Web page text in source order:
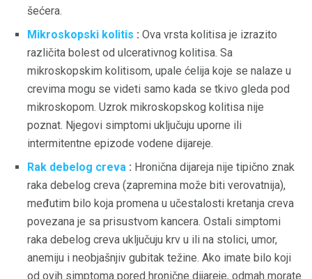
šećera.
Mikroskopski kolitis : Ova vrsta kolitisa je izrazito
različita bolest od ulcerativnog kolitisa. Sa
mikroskopskim kolitisom, upale ćelija koje se nalaze u
crevima mogu se videti samo kada se tkivo gleda pod
mikroskopom. Uzrok mikroskopskog kolitisa nije
poznat. Njegovi simptomi uključuju uporne ili
intermitentne epizode vodene dijareje.
Rak debelog creva : Hronična dijareja nije tipično znak
raka debelog creva (zapremina može biti verovatnija),
međutim bilo koja promena u učestalosti kretanja creva
povezana je sa prisustvom kancera. Ostali simptomi
raka debelog creva uključuju krv u ili na stolici, umor,
anemiju i neobjašnjiv gubitak težine. Ako imate bilo koji
od ovih simptoma pored hronične dijareje, odmah morate